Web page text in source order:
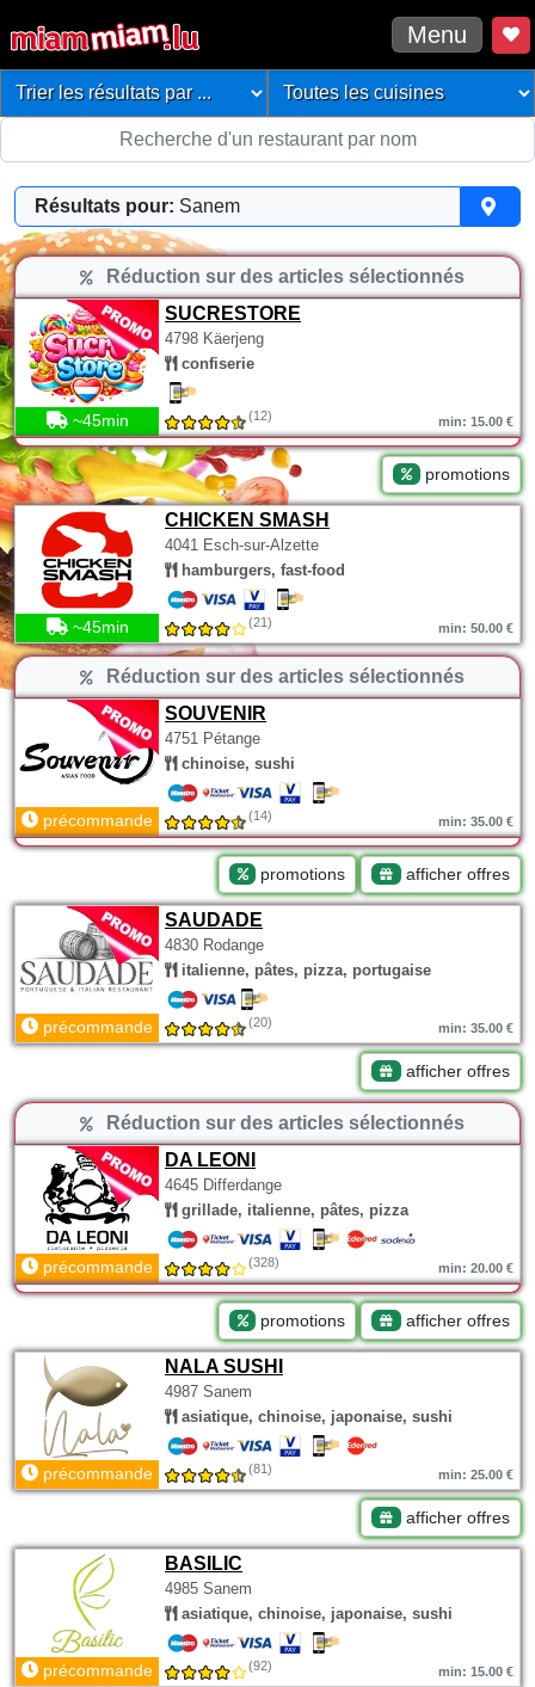
Menu
Résultats pour: Sanem
Réduction sur des articles sélectionnés
SUCRESTORE
4798 Käerjeng
confiserie
~45min (12) min: 15.00 €
promotions
CHICKEN SMASH
4041 Esch-sur-Alzette
hamburgers, fast-food
~45min (21) min: 50.00 €
Réduction sur des articles sélectionnés
SOUVENIR
4751 Pétange
chinoise, sushi
précommande (14) min: 35.00 €
promotions afficher offres
SAUDADE
4830 Rodange
italienne, pâtes, pizza, portugaise
précommande (20) min: 35.00 €
afficher offres
Réduction sur des articles sélectionnés
DA LEONI
4645 Differdange
grillade, italienne, pâtes, pizza
précommande (328) min: 20.00 €
promotions afficher offres
NALA SUSHI
4987 Sanem
asiatique, chinoise, japonaise, sushi
précommande (81) min: 25.00 €
afficher offres
BASILIC
4985 Sanem
asiatique, chinoise, japonaise, sushi
précommande (92) min: 15.00 €